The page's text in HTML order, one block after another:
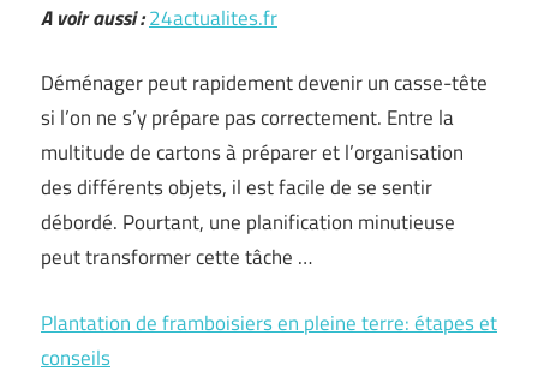
A voir aussi :24actualites.fr
Déménager peut rapidement devenir un casse-tête
si l’on ne s’y prépare pas correctement. Entre la
multitude de cartons à préparer et l’organisation
des différents objets, il est facile de se sentir
débordé. Pourtant, une planification minutieuse
peut transformer cette tâche …
Plantation de framboisiers en pleine terre: étapes et
conseils